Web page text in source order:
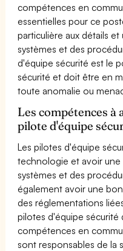
compétences en
essentielles pour ce
particulière aux détails
systèmes et des
d'équipe sécurité est le
sécurité et doit être en
toute anomalie ou
Les compétences à
pilote d'équipe
Les pilotes d'équipe
technologie et avoir
systèmes et des
également avoir une
des réglementations
pilotes d'équipe sécurité
compétences en
sont responsables de la